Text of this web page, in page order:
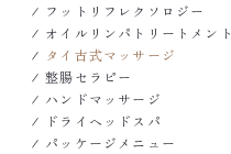
フットリフレクソロジー
オイルリンパトリートメント
タイ古式マッサージ
整腸セラピー
ハンドマッサージ
ドライヘッドスパ
パッケージメニュー